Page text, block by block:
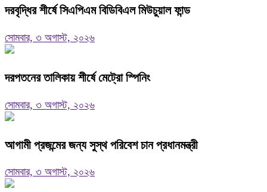
দরবৃদ্ধির শীর্ষে সিএপিএম বিডিবিএল মিউচুয়াল ফান্ড
সোমবার, ৩ অগাস্ট, ২০২৬
দরপতনের তালিকায় শীর্ষে মেট্রো স্পিনিং
সোমবার, ৩ অগাস্ট, ২০২৬
আগামী প্রজন্মের জন্য সুস্থ পরিবেশ চান প্রধানমন্ত্রী
সোমবার, ৩ অগাস্ট, ২০২৬